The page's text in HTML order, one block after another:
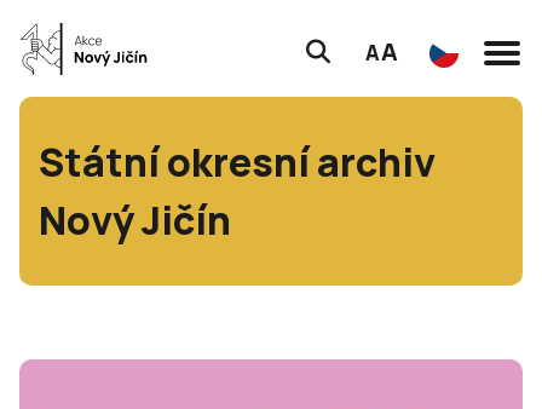
AA
Státní okresní archiv
Nový Jičín